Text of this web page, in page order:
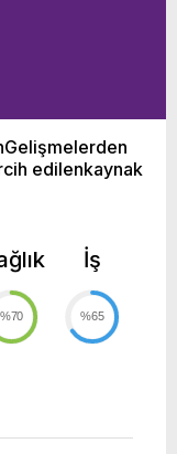
edilenkaynak
%70
İş
%65